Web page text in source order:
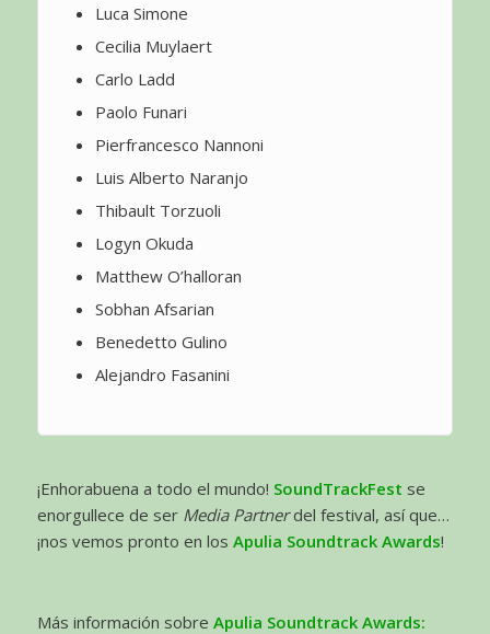
Luca Simone
Cecilia Muylaert
Carlo Ladd
Paolo Funari
Pierfrancesco Nannoni
Luis Alberto Naranjo
Thibault Torzuoli
Logyn Okuda
Matthew O’halloran
Sobhan Afsarian
Benedetto Gulino
Alejandro Fasanini
¡Enhorabuena a todo el mundo! SoundTrackFest se
enorgullece de ser Media Partnerdel festival, así que…
¡nos vemos pronto en los Apulia Soundtrack Awards!
Más información sobre Apulia Soundtrack Awards: